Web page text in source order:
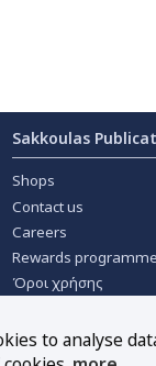
Sakkoulas
Shops
Contact us
Careers
Rewards programme
Όροι χρήσης
About Cookies
to analyse